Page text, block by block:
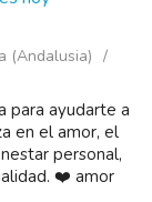
(Andalusia)
para ayudarte a
en el amor, el
personal,
❤️ amor